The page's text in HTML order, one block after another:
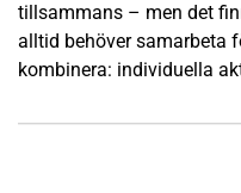
tillsammans – men det
alltid behöver samarbeta
kombinera: individuella